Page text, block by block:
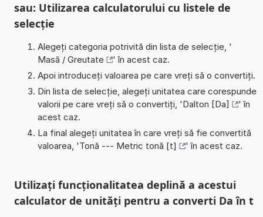
sau: Utilizarea calculatorului cu listele de
selecție
Alegeți categoria potrivită din lista de selecție, '
Masă / Greutate
' în acest caz.
Apoi introduceți valoarea pe care vreți să o convertiți.
Din lista de selecție, alegeți unitatea care corespunde
valorii pe care vreți să o convertiți, 'Dalton [Da]
' în
acest caz.
La final alegeți unitatea în care vreți să fie convertită
valoarea, 'Tonă --- Metric tonă [t] ' în acest caz.
Utilizați funcționalitatea deplină a acestui
calculator de unități pentru a converti Da în t